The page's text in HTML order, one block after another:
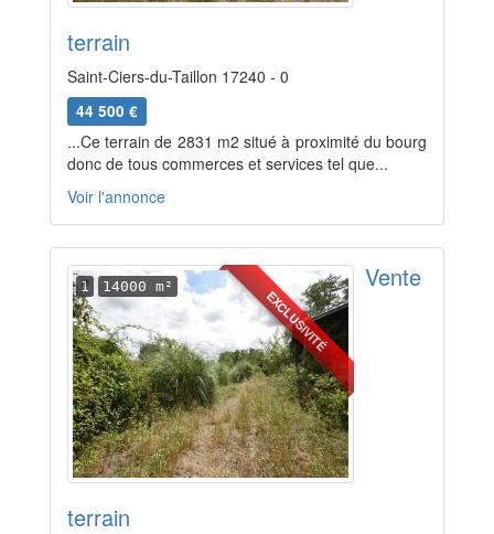
terrain
Saint-Ciers-du-Taillon 17240 - 0
44 500 €
...Ce terrain de 2831 m2 situé à proximité du bourg
donc de tous commerces et services tel que...
Voir l'annonce
EXCLUSIVITÉ
1 14000 m² Vente
terrain